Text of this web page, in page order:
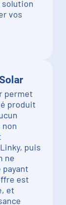
solution
vos
permet
produit
non
puis
ne
payant
est
et